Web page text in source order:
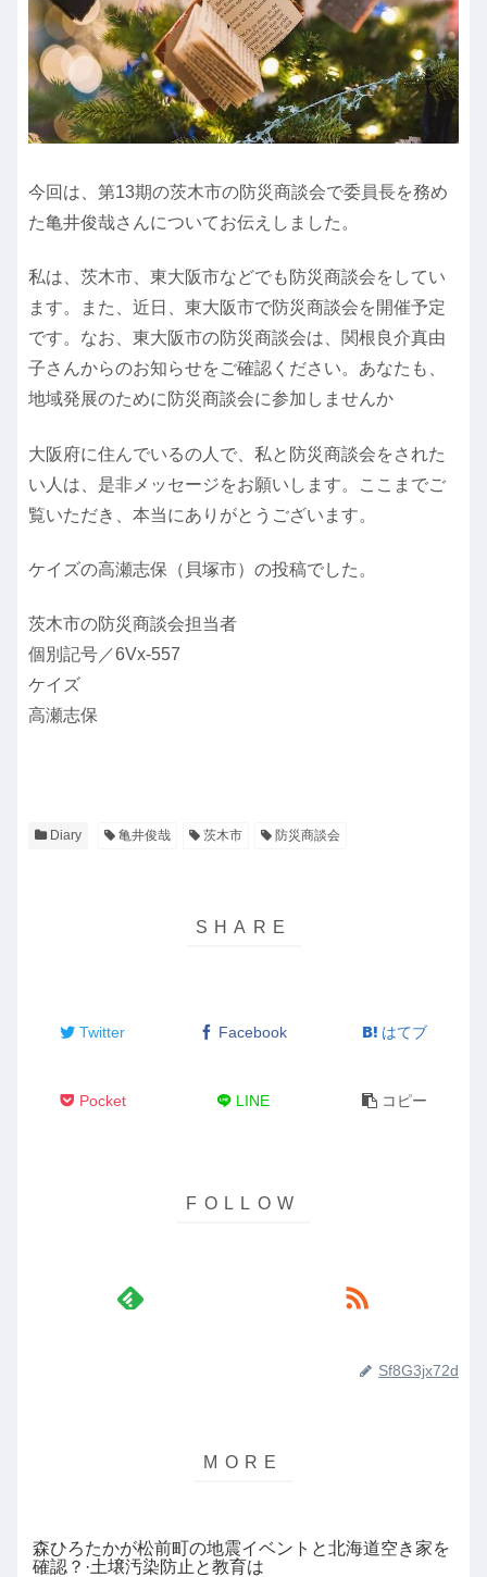
今回は、第13期の茨木市の防災商談会で委員長を務め
た亀井俊哉さんについてお伝えしました。
私は、茨木市、東大阪市などでも防災商談会をしてい
ます。また、近日、東大阪市で防災商談会を開催予定
です。なお、東大阪市の防災商談会は、関根良介真由
子さんからのお知らせをご確認ください。あなたも、
地域発展のために防災商談会に参加しませんか
大阪府に住んでいるの人で、私と防災商談会をされた
い人は、是非メッセージをお願いします。ここまでご
覧いただき、本当にありがとうございます。
ケイズの高瀬志保（貝塚市）の投稿でした。
茨木市の防災商談会担当者
個別記号／6Vx-557
ケイズ
高瀬志保
Diary 亀井俊哉 茨木市 防災商談会
Twitter Facebook はてブ
Pocket LINE コピー
Sf8G3jx72d
森ひろたかが松前町の地震イベントと北海道空き家を
確認？·土壌汚染防止と教育は